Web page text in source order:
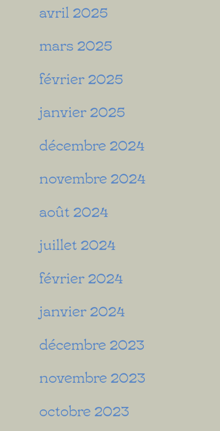
avril 2025
mars 2025
février 2025
janvier 2025
décembre 2024
novembre 2024
août 2024
juillet 2024
février 2024
janvier 2024
décembre 2023
novembre 2023
octobre 2023